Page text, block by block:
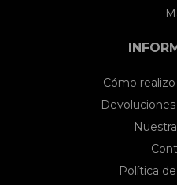
Cómo
Política